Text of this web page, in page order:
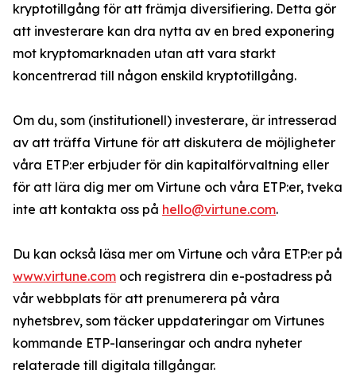
kryptotillgång för att främja diversifiering. Detta gör
att investerare kan dra nytta av en bred exponering
mot kryptomarknaden utan att vara starkt
koncentrerad till någon enskild kryptotillgång.
Om du, som (institutionell) investerare, är intresserad
av att träffa Virtune för att diskutera de möjligheter
våra ETP:er erbjuder för din kapitalförvaltning eller
för att lära dig mer om Virtune och våra ETP:er, tveka
inte att kontakta oss på hello@virtune.com.
Du kan också läsa mer om Virtune och våra ETP:er på
www.virtune.com och registrera din e-postadress på
vår webbplats för att prenumerera på våra
nyhetsbrev, som täcker uppdateringar om Virtunes
kommande ETP-lanseringar och andra nyheter
relaterade till digitala tillgångar.